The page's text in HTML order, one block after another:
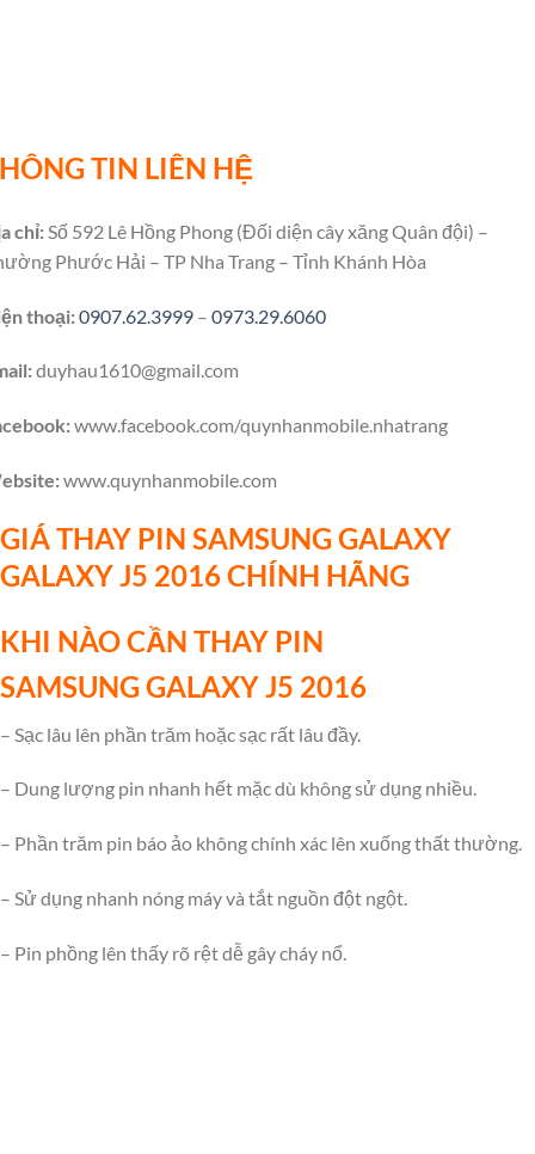
TIN LIÊN HỆ
chỉ: Số 592 Lê Hồng Phong (Đối diện cây xăng Quân đội) –
Phước Hải – TP Nha Trang – Tỉnh Khánh Hòa
thoại:0907.62.3999 – 0973.29.6060
duyhau1610@gmail.com
www.facebook.com/quynhanmobile.nhatrang
www.quynhanmobile.com
GIÁ THAY PIN SAMSUNGGALAXY
GALAXY J5 2016 CHÍNH HÃNG
KHI NÀO CẦN THAY PIN
SAMSUNGGALAXY J5 2016
– Sạc lâu lên phần trăm hoặc sạc rất lâu đầy.
– Dung lượng pin nhanh hết mặc dù không sử dụng nhiều.
– Phần trăm pin báo ảo không chính xác lên xuống thất thường.
– Sử dụng nhanh nóng máy và tắt nguồn đột ngột.
– Pin phồng lên thấy rõ rệt dễ gây cháy nổ.